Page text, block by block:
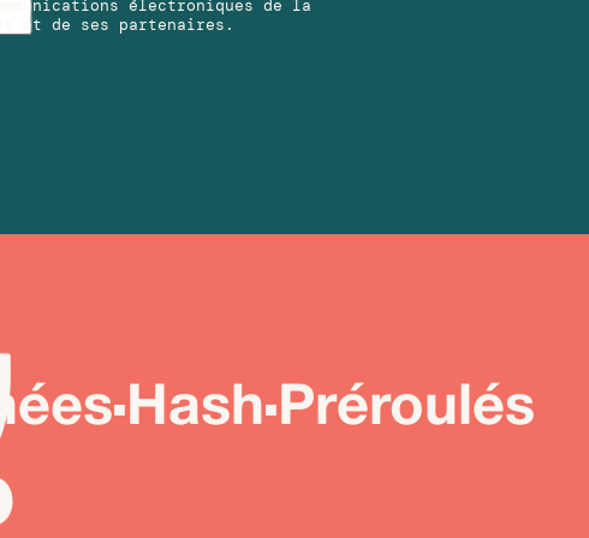
électroniques de la
et de ses partenaires.
■ Hash■ Préroulés